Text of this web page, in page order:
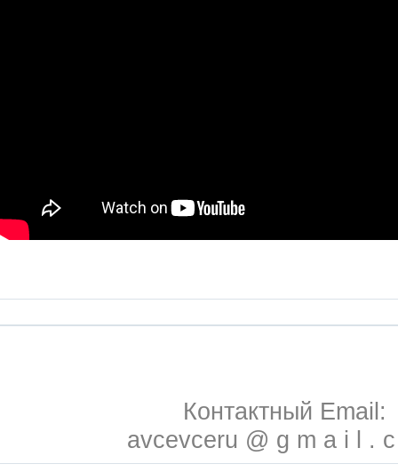
Контактный Email:
avcevceru @ g m a i l .